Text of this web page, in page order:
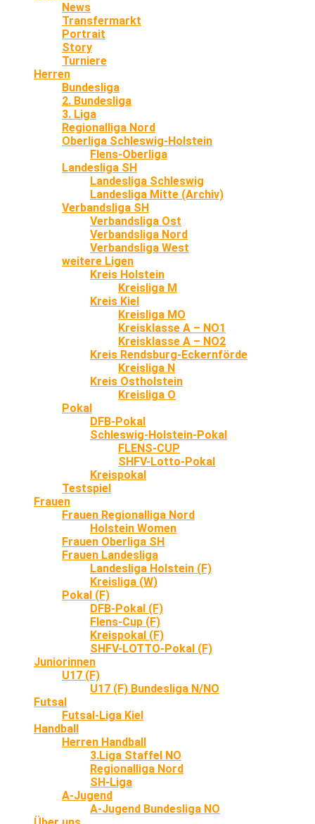
News
Transfermarkt
Portrait
Story
Turniere
Herren
Bundesliga
2. Bundesliga
3. Liga
Regionalliga Nord
Oberliga Schleswig-Holstein
Flens-Oberliga
Landesliga SH
Landesliga Schleswig
Landesliga Mitte (Archiv)
Verbandsliga SH
Verbandsliga Ost
Verbandsliga Nord
Verbandsliga West
weitere Ligen
Kreis Holstein
Kreisliga M
Kreis Kiel
Kreisliga MO
Kreisklasse A – NO1
Kreisklasse A – NO2
Kreis Rendsburg-Eckernförde
Kreisliga N
Kreis Ostholstein
Kreisliga O
Pokal
DFB-Pokal
Schleswig-Holstein-Pokal
FLENS-CUP
SHFV-Lotto-Pokal
Kreispokal
Testspiel
Frauen
Frauen Regionalliga Nord
Holstein Women
Frauen Oberliga SH
Frauen Landesliga
Landesliga Holstein (F)
Kreisliga (W)
Pokal (F)
DFB-Pokal (F)
Flens-Cup (F)
Kreispokal (F)
SHFV-LOTTO-Pokal (F)
Juniorinnen
U17 (F)
U17 (F) Bundesliga N/NO
Futsal
Futsal-Liga Kiel
Handball
Herren Handball
3.Liga Staffel NO
Regionalliga Nord
SH-Liga
A-Jugend
A-Jugend Bundesliga NO